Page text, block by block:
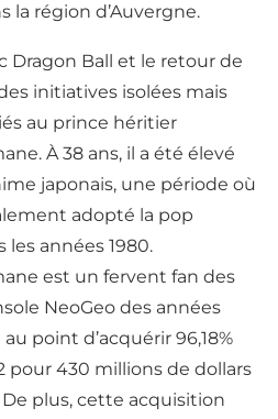
la région d’Auvergne.
Dragon Ball et le retour de
initiatives isolées mais
au prince héritier
À 38 ans, il a été élevé
japonais, une période où
adopté la pop
années 1980.
est un fervent fan des
NeoGeo des années
point d’acquérir 96,18%
pour 430 millions de dollars
plus, cette acquisition